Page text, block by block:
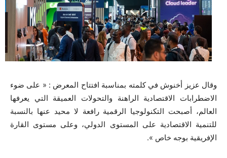
وقال عزيز أخنوش في كلمته بمناسبة افتتاح المعرض : « على ضوء
الاضطرابات الاقتصادية الراهنة والتحولات العميقة التي يعرفها
العالم، أصبحت التكنولوجيا الرقمية رافعة لا محيد عنها بالنسبة
للتنمية الاقتصادية على المستوى الدولي، وعلى مستوى القارة
الإفريقية بوجه خاص ».